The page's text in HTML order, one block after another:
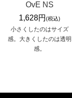
OvE NS
1,628円 (税込)
小さくしたのはサイズ
感。大きくしたのは透明
感。